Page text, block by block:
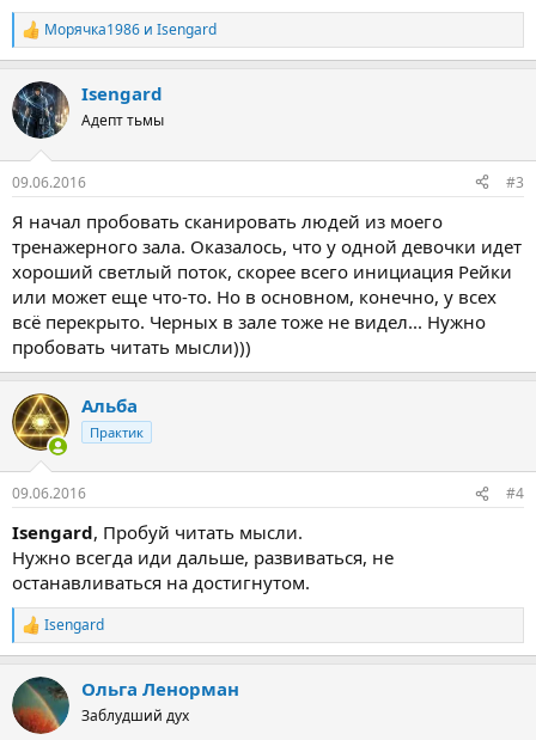
Р
е
к
ц
и
Морячка1986 и Isengard
Isengard
Адепт тьмы
09.06.2016 #3
Я начал пробовать сканировать людей из моего
тренажерного зала. Оказалось, что у одной девочки идет
хороший светлый поток, скорее всего инициация Рейки
или может еще что-то. Но в основном, конечно, у всех
всё перекрыто. Черных в зале тоже не видел... Нужно
пробовать читать мысли)))
Альба
Практик
09.06.2016 #4
Isengard, Пробуй читать мысли.
Нужно всегда иди дальше, развиваться, не
останавливаться на достигнутом.
Р
е
к
ц
и
Isengard
Ольга Ленорман
Заблудший дух